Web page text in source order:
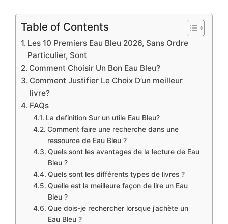
Table of Contents
Les 10 Premiers Eau Bleu 2026, Sans Ordre
Particulier, Sont
Comment Choisir Un Bon Eau Bleu?
Comment Justifier Le Choix D’un meilleur
livre?
FAQs
La definition Sur un utile Eau Bleu?
Comment faire une recherche dans une
ressource de Eau Bleu ?
Quels sont les avantages de la lecture de Eau
Bleu ?
Quels sont les différents types de livres ?
Quelle est la meilleure façon de lire un Eau
Bleu ?
Que dois-je rechercher lorsque j’achète un
Eau Bleu ?